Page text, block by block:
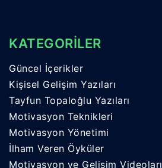
KATEGORİLER
Güncel İçerikler
Kişisel Gelişim Yazıları
Tayfun Topaloğlu Yazıları
Motivasyon Teknikleri
Motivasyon Yönetimi
İlham Veren Öyküler
Motivasyon ve Gelişim Videoları